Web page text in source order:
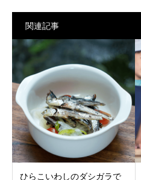
関連記事
ひらこいわしのダシガラで